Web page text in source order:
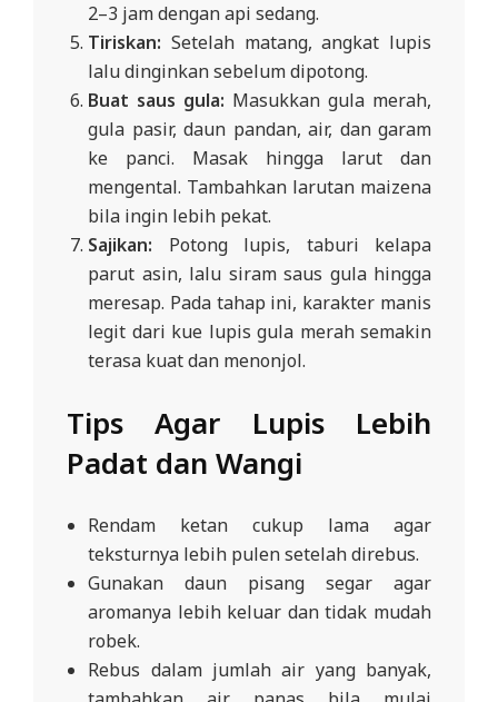
2–3 jam dengan api sedang.
Tiriskan: Setelah matang, angkat lupis
lalu dinginkan sebelum dipotong.
Buat saus gula: Masukkan gula merah,
gula pasir, daun pandan, air, dan garam
ke panci. Masak hingga larut dan
mengental. Tambahkan larutan maizena
bila ingin lebih pekat.
Sajikan: Potong lupis, taburi kelapa
parut asin, lalu siram saus gula hingga
meresap. Pada tahap ini, karakter manis
legit dari kue lupis gula merah semakin
terasa kuat dan menonjol.
Tips Agar Lupis Lebih
Padat dan Wangi
Rendam ketan cukup lama agar
teksturnya lebih pulen setelah direbus.
Gunakan daun pisang segar agar
aromanya lebih keluar dan tidak mudah
robek.
Rebus dalam jumlah air yang banyak,